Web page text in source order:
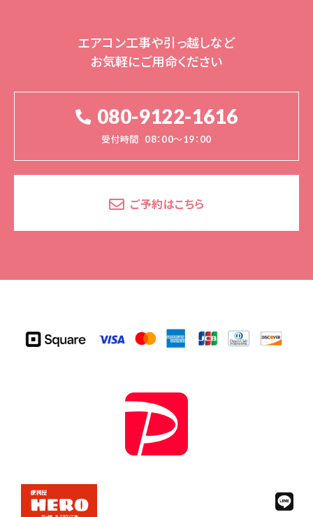
エアコン工事や引っ越しなど
お気軽にご用命ください
080-9122-1616
受付時間 08：00～19：00
ご予約はこちら